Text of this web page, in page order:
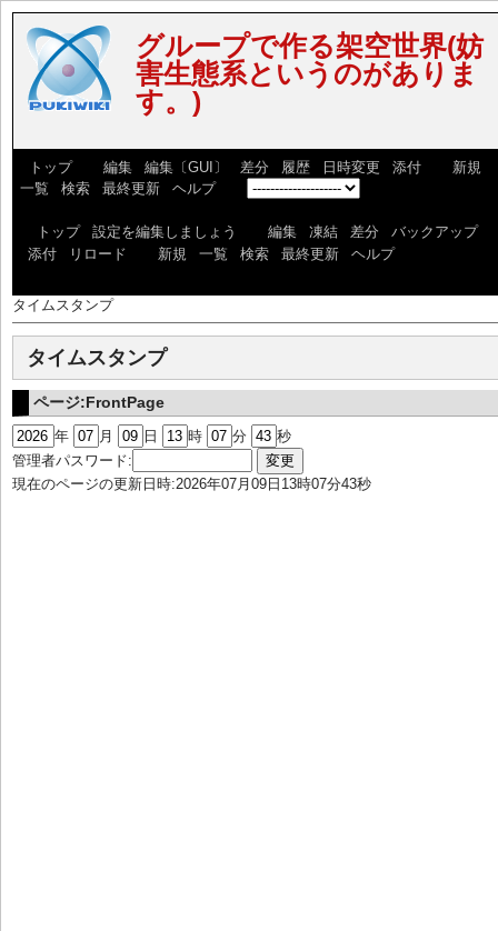
グループで作る架空世界(妨
害生態系というのがありま
す。)
トップ] [ 編集| 編集〔GUI〕 差分 履歴| 日時変更 添付] [ 新規|
一覧
検索| 最終更新| ヘルプ] [
トップ| 設定を編集しましょう 編集| 凍結| 差分 バックアップ|
添付| リロード 新規| 一覧 検索| 最終更新| ヘルプ]
タイムスタンプ
タイムスタンプ
ページ:FrontPage
年 月 日 時 分
秒
管理者パスワード:
現在のページの更新日時:2026年07月09日13時07分43秒